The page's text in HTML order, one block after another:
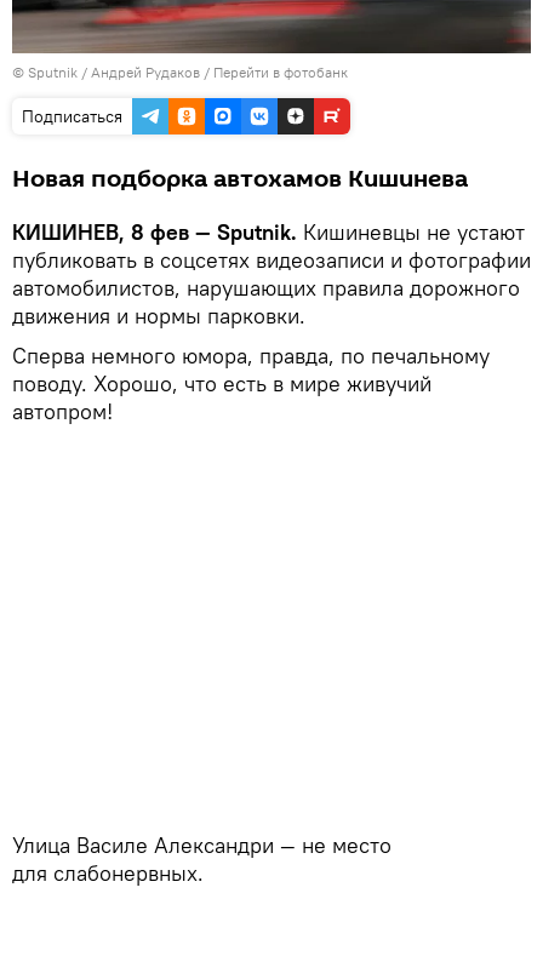
© Sputnik / Андрей Рудаков / Перейти в фотобанк
Подписаться
Новая подборка автохамов Кишинева
КИШИНЕВ, 8 фев — Sputnik. Кишиневцы не устают
публиковать в соцсетях видеозаписи и фотографии
автомобилистов, нарушающих правила дорожного
движения и нормы парковки.
Сперва немного юмора, правда, по печальному
поводу. Хорошо, что есть в мире живучий
автопром!
Улица Василе Александри — не место
для слабонервных.